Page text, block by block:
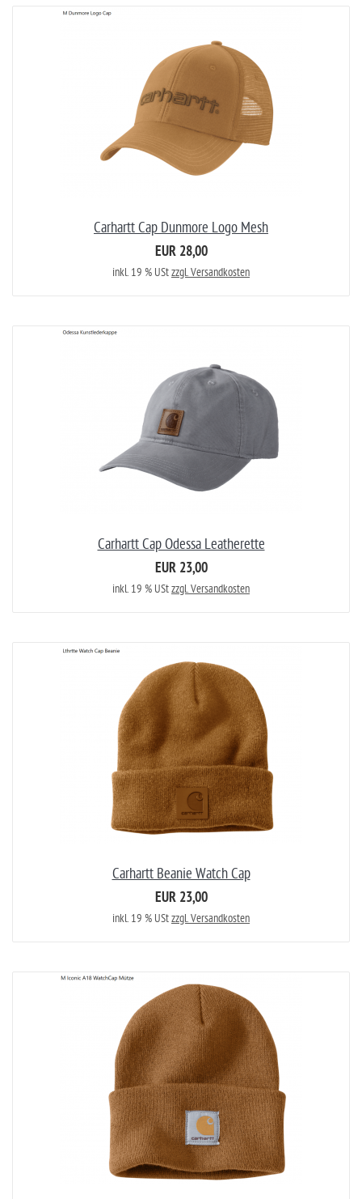
Carhartt Cap Dunmore Logo Mesh
EUR 28,00
inkl. 19 % UStzzgl. Versandkosten
Carhartt Cap Odessa Leatherette
EUR 23,00
inkl. 19 % UStzzgl. Versandkosten
Carhartt Beanie Watch Cap
EUR 23,00
inkl. 19 % UStzzgl. Versandkosten